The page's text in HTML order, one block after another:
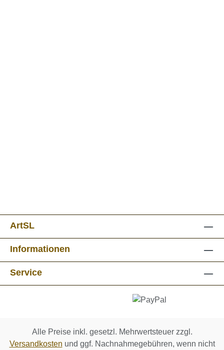
ArtSL
Informationen
Service
Alle Preise inkl. gesetzl. Mehrwertsteuer zzgl.
Versandkosten und ggf. Nachnahmegebühren, wenn nicht